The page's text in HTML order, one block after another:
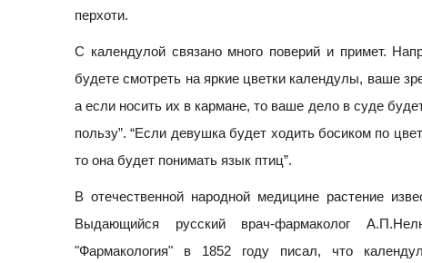
перхоти.
С календулой связано много поверий и примет.
будете смотреть на яркие цветки календулы, ваше
а если носить их в кармане, то ваше дело в суде
пользу”. “Если девушка будет ходить босиком по
то она будет понимать язык птиц”.
В отечественной народной медицине растение
Выдающийся русский врач-фармаколог
"Фармакология" в 1852 году писал, что